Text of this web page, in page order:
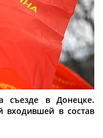
съезде в Донецке.
входившей в состав